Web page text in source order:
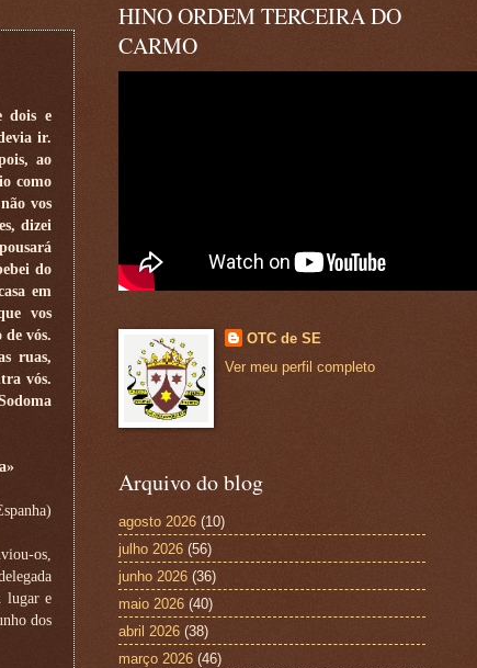
dois e
ir.
ao
como
vos
dizei
do
em
vos
vós.
ruas,
vós.
os,
lugar e
dos
HINO ORDEM TERCEIRA DO
CARMO
OTC de SE
Ver meu perfil completo
Arquivo do blog
agosto 2026 (10)
julho 2026 (56)
junho 2026 (36)
maio 2026 (40)
abril 2026 (38)
março 2026 (46)